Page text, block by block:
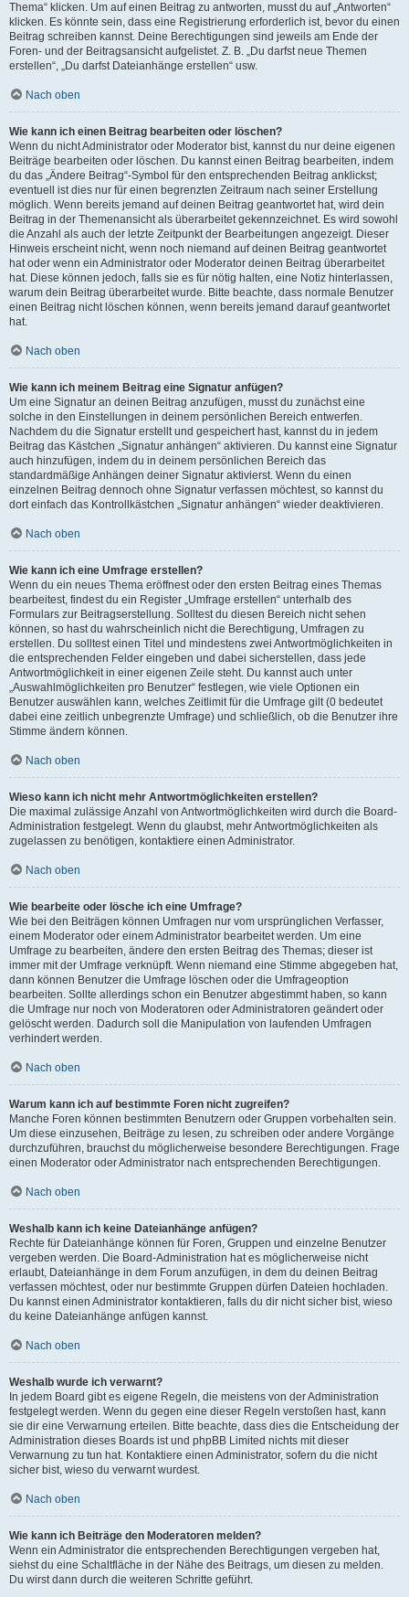
Thema“ klicken. Um auf einen Beitrag zu antworten, musst du auf „Antworten“
klicken. Es könnte sein, dass eine Registrierung erforderlich ist, bevor du einen
Beitrag schreiben kannst. Deine Berechtigungen sind jeweils am Ende der
Foren- und der Beitragsansicht aufgelistet. Z. B. „Du darfst neue Themen
erstellen“, „Du darfst Dateianhänge erstellen“ usw.
Nach oben
Wie kann ich einen Beitrag bearbeiten oder löschen?
Wenn du nicht Administrator oder Moderator bist, kannst du nur deine eigenen
Beiträge bearbeiten oder löschen. Du kannst einen Beitrag bearbeiten, indem
du das „Ändere Beitrag“-Symbol für den entsprechenden Beitrag anklickst;
eventuell ist dies nur für einen begrenzten Zeitraum nach seiner Erstellung
möglich. Wenn bereits jemand auf deinen Beitrag geantwortet hat, wird dein
Beitrag in der Themenansicht als überarbeitet gekennzeichnet. Es wird sowohl
die Anzahl als auch der letzte Zeitpunkt der Bearbeitungen angezeigt. Dieser
Hinweis erscheint nicht, wenn noch niemand auf deinen Beitrag geantwortet
hat oder wenn ein Administrator oder Moderator deinen Beitrag überarbeitet
hat. Diese können jedoch, falls sie es für nötig halten, eine Notiz hinterlassen,
warum dein Beitrag überarbeitet wurde. Bitte beachte, dass normale Benutzer
einen Beitrag nicht löschen können, wenn bereits jemand darauf geantwortet
hat.
Nach oben
Wie kann ich meinem Beitrag eine Signatur anfügen?
Um eine Signatur an deinen Beitrag anzufügen, musst du zunächst eine
solche in den Einstellungen in deinem persönlichen Bereich entwerfen.
Nachdem du die Signatur erstellt und gespeichert hast, kannst du in jedem
Beitrag das Kästchen „Signatur anhängen“ aktivieren. Du kannst eine Signatur
auch hinzufügen, indem du in deinem persönlichen Bereich das
standardmäßige Anhängen deiner Signatur aktivierst. Wenn du einen
einzelnen Beitrag dennoch ohne Signatur verfassen möchtest, so kannst du
dort einfach das Kontrollkästchen „Signatur anhängen“ wieder deaktivieren.
Nach oben
Wie kann ich eine Umfrage erstellen?
Wenn du ein neues Thema eröffnest oder den ersten Beitrag eines Themas
bearbeitest, findest du ein Register „Umfrage erstellen“ unterhalb des
Formulars zur Beitragserstellung. Solltest du diesen Bereich nicht sehen
können, so hast du wahrscheinlich nicht die Berechtigung, Umfragen zu
erstellen. Du solltest einen Titel und mindestens zwei Antwortmöglichkeiten in
die entsprechenden Felder eingeben und dabei sicherstellen, dass jede
Antwortmöglichkeit in einer eigenen Zeile steht. Du kannst auch unter
„Auswahlmöglichkeiten pro Benutzer“ festlegen, wie viele Optionen ein
Benutzer auswählen kann, welches Zeitlimit für die Umfrage gilt (0 bedeutet
dabei eine zeitlich unbegrenzte Umfrage) und schließlich, ob die Benutzer ihre
Stimme ändern können.
Nach oben
Wieso kann ich nicht mehr Antwortmöglichkeiten erstellen?
Die maximal zulässige Anzahl von Antwortmöglichkeiten wird durch die Board-
Administration festgelegt. Wenn du glaubst, mehr Antwortmöglichkeiten als
zugelassen zu benötigen, kontaktiere einen Administrator.
Nach oben
Wie bearbeite oder lösche ich eine Umfrage?
Wie bei den Beiträgen können Umfragen nur vom ursprünglichen Verfasser,
einem Moderator oder einem Administrator bearbeitet werden. Um eine
Umfrage zu bearbeiten, ändere den ersten Beitrag des Themas; dieser ist
immer mit der Umfrage verknüpft. Wenn niemand eine Stimme abgegeben hat,
dann können Benutzer die Umfrage löschen oder die Umfrageoption
bearbeiten. Sollte allerdings schon ein Benutzer abgestimmt haben, so kann
die Umfrage nur noch von Moderatoren oder Administratoren geändert oder
gelöscht werden. Dadurch soll die Manipulation von laufenden Umfragen
verhindert werden.
Nach oben
Warum kann ich auf bestimmte Foren nicht zugreifen?
Manche Foren können bestimmten Benutzern oder Gruppen vorbehalten sein.
Um diese einzusehen, Beiträge zu lesen, zu schreiben oder andere Vorgänge
durchzuführen, brauchst du möglicherweise besondere Berechtigungen. Frage
einen Moderator oder Administrator nach entsprechenden Berechtigungen.
Nach oben
Weshalb kann ich keine Dateianhänge anfügen?
Rechte für Dateianhänge können für Foren, Gruppen und einzelne Benutzer
vergeben werden. Die Board-Administration hat es möglicherweise nicht
erlaubt, Dateianhänge in dem Forum anzufügen, in dem du deinen Beitrag
verfassen möchtest, oder nur bestimmte Gruppen dürfen Dateien hochladen.
Du kannst einen Administrator kontaktieren, falls du dir nicht sicher bist, wieso
du keine Dateianhänge anfügen kannst.
Nach oben
Weshalb wurde ich verwarnt?
In jedem Board gibt es eigene Regeln, die meistens von der Administration
festgelegt werden. Wenn du gegen eine dieser Regeln verstoßen hast, kann
sie dir eine Verwarnung erteilen. Bitte beachte, dass dies die Entscheidung der
Administration dieses Boards ist und phpBB Limited nichts mit dieser
Verwarnung zu tun hat. Kontaktiere einen Administrator, sofern du die nicht
sicher bist, wieso du verwarnt wurdest.
Nach oben
Wie kann ich Beiträge den Moderatoren melden?
Wenn ein Administrator die entsprechenden Berechtigungen vergeben hat,
siehst du eine Schaltfläche in der Nähe des Beitrags, um diesen zu melden.
Du wirst dann durch die weiteren Schritte geführt.